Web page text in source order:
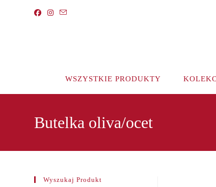
WSZYSTKIE PRODUKTY
Butelka oliva/ocet
Wyszukaj Produkt